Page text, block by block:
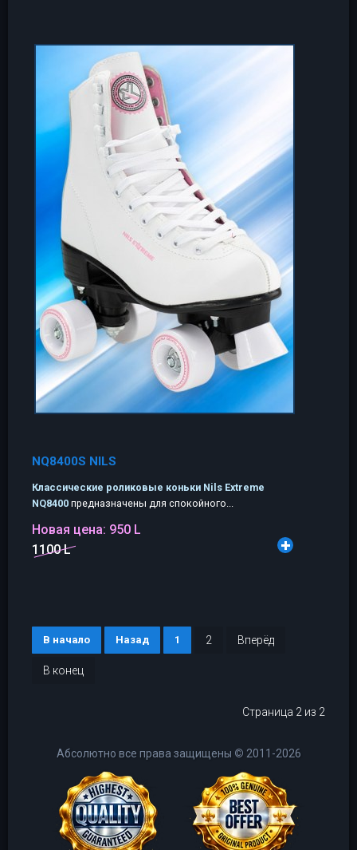
NQ8400S NILS
Классические роликовые коньки Nils Extreme
NQ8400 предназначены для спокойного...
Новая цена: 950 L
1100 L
В начало Назад 1 2 Вперёд
В конец
Страница 2 из 2
Абсолютно все права защищены © 2011-2026